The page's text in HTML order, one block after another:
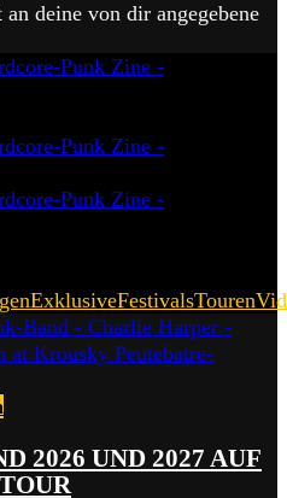
deine von dir angegebene
ExklusiveFestivalsTouren
2026 UND 2027 AUF